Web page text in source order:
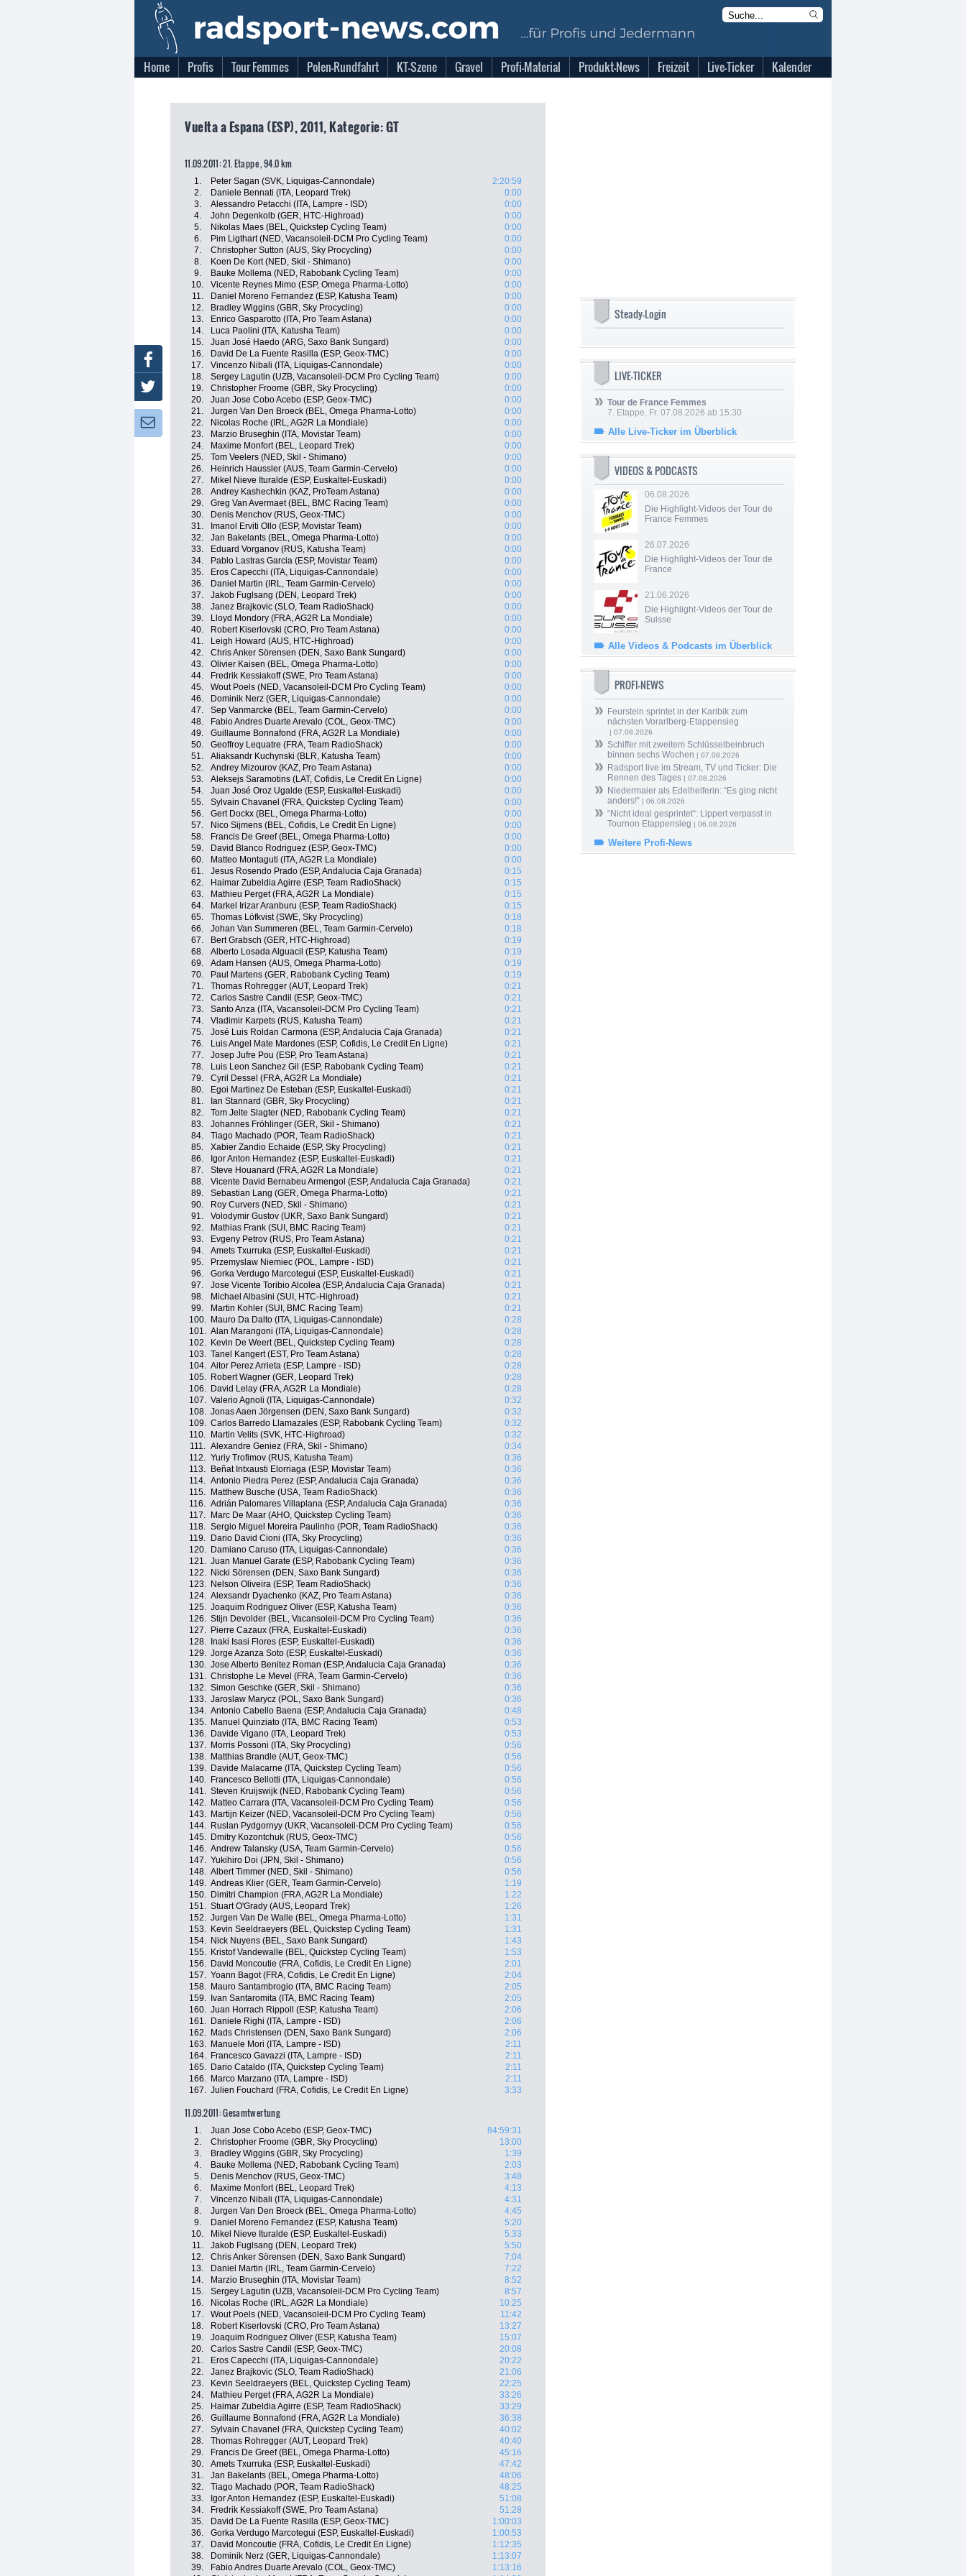
Home Profis Tour Femmes Polen-Rundfahrt KT-Szene Gravel Profi-Material Produkt-News Freizeit Live-Ticker Kalender
Vuelta a Espana (ESP), 2011, Kategorie: GT
11.09.2011: 21. Etappe , 94.0 km
1. Peter Sagan (SVK, Liquigas-Cannondale)
2:20:59
2.
Daniele Bennati (ITA, Leopard Trek)
0:00
3.
Alessandro Petacchi (ITA, Lampre - ISD)
0:00
4.
John Degenkolb (GER, HTC-Highroad)
0:00
5.
Nikolas Maes (BEL, Quickstep Cycling Team)
0:00
6.
Pim Ligthart (NED, Vacansoleil-DCM Pro Cycling Team)
0:00
7.
Christopher Sutton (AUS, Sky Procycling)
0:00
8.
Koen De Kort (NED, Skil - Shimano)
0:00
9.
Bauke Mollema (NED, Rabobank Cycling Team)
0:00
10.
Vicente Reynes Mimo (ESP, Omega Pharma-Lotto)
0:00
11.
Daniel Moreno Fernandez (ESP, Katusha Team)
0:00
12.
Bradley Wiggins (GBR, Sky Procycling)
0:00
13.
Enrico Gasparotto (ITA, Pro Team Astana)
0:00
14.
Luca Paolini (ITA, Katusha Team)
0:00
15.
Juan José Haedo (ARG, Saxo Bank Sungard)
0:00
16.
David De La Fuente Rasilla (ESP, Geox-TMC)
0:00
17.
Vincenzo Nibali (ITA, Liquigas-Cannondale)
0:00
18.
Sergey Lagutin (UZB, Vacansoleil-DCM Pro Cycling Team)
0:00
19.
Christopher Froome (GBR, Sky Procycling)
0:00
20.
Juan Jose Cobo Acebo (ESP, Geox-TMC)
0:00
21.
Jurgen Van Den Broeck (BEL, Omega Pharma-Lotto)
0:00
22.
Nicolas Roche (IRL, AG2R La Mondiale)
0:00
23.
Marzio Bruseghin (ITA, Movistar Team)
0:00
24.
Maxime Monfort (BEL, Leopard Trek)
0:00
25.
Tom Veelers (NED, Skil - Shimano)
0:00
26.
Heinrich Haussler (AUS, Team Garmin-Cervelo)
0:00
27.
Mikel Nieve Ituralde (ESP, Euskaltel-Euskadi)
0:00
28.
Andrey Kashechkin (KAZ, ProTeam Astana)
0:00
29.
Greg Van Avermaet (BEL, BMC Racing Team)
0:00
30.
Denis Menchov (RUS, Geox-TMC)
0:00
31.
Imanol Erviti Ollo (ESP, Movistar Team)
0:00
32.
Jan Bakelants (BEL, Omega Pharma-Lotto)
0:00
33.
Eduard Vorganov (RUS, Katusha Team)
0:00
34.
Pablo Lastras Garcia (ESP, Movistar Team)
0:00
35.
Eros Capecchi (ITA, Liquigas-Cannondale)
0:00
36.
Daniel Martin (IRL, Team Garmin-Cervelo)
0:00
37.
Jakob Fuglsang (DEN, Leopard Trek)
0:00
38.
Janez Brajkovic (SLO, Team RadioShack)
0:00
39.
Lloyd Mondory (FRA, AG2R La Mondiale)
0:00
40.
Robert Kiserlovski (CRO, Pro Team Astana)
0:00
41.
Leigh Howard (AUS, HTC-Highroad)
0:00
42.
Chris Anker Sörensen (DEN, Saxo Bank Sungard)
0:00
43.
Olivier Kaisen (BEL, Omega Pharma-Lotto)
0:00
44.
Fredrik Kessiakoff (SWE, Pro Team Astana)
0:00
45.
Wout Poels (NED, Vacansoleil-DCM Pro Cycling Team)
0:00
46.
Dominik Nerz (GER, Liquigas-Cannondale)
0:00
47.
Sep Vanmarcke (BEL, Team Garmin-Cervelo)
0:00
48.
Fabio Andres Duarte Arevalo (COL, Geox-TMC)
0:00
49.
Guillaume Bonnafond (FRA, AG2R La Mondiale)
0:00
50.
Geoffroy Lequatre (FRA, Team RadioShack)
0:00
51.
Aliaksandr Kuchynski (BLR, Katusha Team)
0:00
52.
Andrey Mizourov (KAZ, Pro Team Astana)
0:00
53.
Aleksejs Saramotins (LAT, Cofidis, Le Credit En Ligne)
0:00
54.
Juan José Oroz Ugalde (ESP, Euskaltel-Euskadi)
0:00
55.
Sylvain Chavanel (FRA, Quickstep Cycling Team)
0:00
56.
Gert Dockx (BEL, Omega Pharma-Lotto)
0:00
57.
Nico Sijmens (BEL, Cofidis, Le Credit En Ligne)
0:00
58.
Francis De Greef (BEL, Omega Pharma-Lotto)
0:00
59.
David Blanco Rodriguez (ESP, Geox-TMC)
0:00
60.
Matteo Montaguti (ITA, AG2R La Mondiale)
0:00
61.
Jesus Rosendo Prado (ESP, Andalucia Caja Granada)
0:15
62.
Haimar Zubeldia Agirre (ESP, Team RadioShack)
0:15
63.
Mathieu Perget (FRA, AG2R La Mondiale)
0:15
64.
Markel Irizar Aranburu (ESP, Team RadioShack)
0:15
65.
Thomas Löfkvist (SWE, Sky Procycling)
0:18
66.
Johan Van Summeren (BEL, Team Garmin-Cervelo)
0:18
67.
Bert Grabsch (GER, HTC-Highroad)
0:19
68.
Alberto Losada Alguacil (ESP, Katusha Team)
0:19
69.
Adam Hansen (AUS, Omega Pharma-Lotto)
0:19
70.
Paul Martens (GER, Rabobank Cycling Team)
0:19
71.
Thomas Rohregger (AUT, Leopard Trek)
0:21
72.
Carlos Sastre Candil (ESP, Geox-TMC)
0:21
73.
Santo Anza (ITA, Vacansoleil-DCM Pro Cycling Team)
0:21
74.
Vladimir Karpets (RUS, Katusha Team)
0:21
75.
José Luis Roldan Carmona (ESP, Andalucia Caja Granada)
0:21
76.
Luis Angel Mate Mardones (ESP, Cofidis, Le Credit En Ligne)
0:21
77.
Josep Jufre Pou (ESP, Pro Team Astana)
0:21
78.
Luis Leon Sanchez Gil (ESP, Rabobank Cycling Team)
0:21
79.
Cyril Dessel (FRA, AG2R La Mondiale)
0:21
80.
Egoi Martinez De Esteban (ESP, Euskaltel-Euskadi)
0:21
81.
Ian Stannard (GBR, Sky Procycling)
0:21
82.
Tom Jelte Slagter (NED, Rabobank Cycling Team)
0:21
83.
Johannes Fröhlinger (GER, Skil - Shimano)
0:21
84.
Tiago Machado (POR, Team RadioShack)
0:21
85.
Xabier Zandio Echaide (ESP, Sky Procycling)
0:21
86.
Igor Anton Hernandez (ESP, Euskaltel-Euskadi)
0:21
87.
Steve Houanard (FRA, AG2R La Mondiale)
0:21
88.
Vicente David Bernabeu Armengol (ESP, Andalucia Caja Granada)
0:21
89.
Sebastian Lang (GER, Omega Pharma-Lotto)
0:21
90.
Roy Curvers (NED, Skil - Shimano)
0:21
91.
Volodymir Gustov (UKR, Saxo Bank Sungard)
0:21
92.
Mathias Frank (SUI, BMC Racing Team)
0:21
93.
Evgeny Petrov (RUS, Pro Team Astana)
0:21
94.
Amets Txurruka (ESP, Euskaltel-Euskadi)
0:21
95.
Przemyslaw Niemiec (POL, Lampre - ISD)
0:21
96.
Gorka Verdugo Marcotegui (ESP, Euskaltel-Euskadi)
0:21
97.
Jose Vicente Toribio Alcolea (ESP, Andalucia Caja Granada)
0:21
98.
Michael Albasini (SUI, HTC-Highroad)
0:21
99.
Martin Kohler (SUI, BMC Racing Team)
0:21
100.
Mauro Da Dalto (ITA, Liquigas-Cannondale)
0:28
101. Alan Marangoni (ITA, Liquigas-Cannondale)
0:28
102.
Kevin De Weert (BEL, Quickstep Cycling Team)
0:28
103. Tanel Kangert (EST, Pro Team Astana)
0:28
104. Aitor Perez Arrieta (ESP, Lampre - ISD)
0:28
105.
Robert Wagner (GER, Leopard Trek)
0:28
106.
David Lelay (FRA, AG2R La Mondiale)
0:28
107. Valerio Agnoli (ITA, Liquigas-Cannondale)
0:32
108. Jonas Aaen Jörgensen (DEN, Saxo Bank Sungard)
0:32
109. Carlos Barredo Llamazales (ESP, Rabobank Cycling Team)
0:32
110.
Martin Velits (SVK, HTC-Highroad)
0:32
111. Alexandre Geniez (FRA, Skil - Shimano)
0:34
112. Yuriy Trofimov (RUS, Katusha Team)
0:36
113.
Beñat Intxausti Elorriaga (ESP, Movistar Team)
0:36
114. Antonio Piedra Perez (ESP, Andalucia Caja Granada)
0:36
115.
Matthew Busche (USA, Team RadioShack)
0:36
116. Adrián Palomares Villaplana (ESP, Andalucia Caja Granada)
0:36
117.
Marc De Maar (AHO, Quickstep Cycling Team)
0:36
118. Sergio Miguel Moreira Paulinho (POR, Team RadioShack)
0:36
119.
Dario David Cioni (ITA, Sky Procycling)
0:36
120.
Damiano Caruso (ITA, Liquigas-Cannondale)
0:36
121. Juan Manuel Garate (ESP, Rabobank Cycling Team)
0:36
122.
Nicki Sörensen (DEN, Saxo Bank Sungard)
0:36
123.
Nelson Oliveira (ESP, Team RadioShack)
0:36
124. Alexsandr Dyachenko (KAZ, Pro Team Astana)
0:36
125. Joaquim Rodriguez Oliver (ESP, Katusha Team)
0:36
126. Stijn Devolder (BEL, Vacansoleil-DCM Pro Cycling Team)
0:36
127.
Pierre Cazaux (FRA, Euskaltel-Euskadi)
0:36
128.
Inaki Isasi Flores (ESP, Euskaltel-Euskadi)
0:36
129. Jorge Azanza Soto (ESP, Euskaltel-Euskadi)
0:36
130. Jose Alberto Benitez Roman (ESP, Andalucia Caja Granada)
0:36
131. Christophe Le Mevel (FRA, Team Garmin-Cervelo)
0:36
132. Simon Geschke (GER, Skil - Shimano)
0:36
133. Jaroslaw Marycz (POL, Saxo Bank Sungard)
0:36
134. Antonio Cabello Baena (ESP, Andalucia Caja Granada)
0:48
135.
Manuel Quinziato (ITA, BMC Racing Team)
0:53
136.
Davide Vigano (ITA, Leopard Trek)
0:53
137.
Morris Possoni (ITA, Sky Procycling)
0:56
138.
Matthias Brandle (AUT, Geox-TMC)
0:56
139.
Davide Malacarne (ITA, Quickstep Cycling Team)
0:56
140.
Francesco Bellotti (ITA, Liquigas-Cannondale)
0:56
141. Steven Kruijswijk (NED, Rabobank Cycling Team)
0:56
142.
Matteo Carrara (ITA, Vacansoleil-DCM Pro Cycling Team)
0:56
143.
Martijn Keizer (NED, Vacansoleil-DCM Pro Cycling Team)
0:56
144.
Ruslan Pydgornyy (UKR, Vacansoleil-DCM Pro Cycling Team)
0:56
145.
Dmitry Kozontchuk (RUS, Geox-TMC)
0:56
146. Andrew Talansky (USA, Team Garmin-Cervelo)
0:56
147. Yukihiro Doi (JPN, Skil - Shimano)
0:56
148. Albert Timmer (NED, Skil - Shimano)
0:56
149. Andreas Klier (GER, Team Garmin-Cervelo)
1:19
150.
Dimitri Champion (FRA, AG2R La Mondiale)
1:22
151. Stuart O'Grady (AUS, Leopard Trek)
1:26
152. Jurgen Van De Walle (BEL, Omega Pharma-Lotto)
1:31
153.
Kevin Seeldraeyers (BEL, Quickstep Cycling Team)
1:31
154.
Nick Nuyens (BEL, Saxo Bank Sungard)
1:43
155.
Kristof Vandewalle (BEL, Quickstep Cycling Team)
1:53
156.
David Moncoutie (FRA, Cofidis, Le Credit En Ligne)
2:01
157. Yoann Bagot (FRA, Cofidis, Le Credit En Ligne)
2:04
158.
Mauro Santambrogio (ITA, BMC Racing Team)
2:05
159.
Ivan Santaromita (ITA, BMC Racing Team)
2:05
160. Juan Horrach Rippoll (ESP, Katusha Team)
2:06
161.
Daniele Righi (ITA, Lampre - ISD)
2:06
162.
Mads Christensen (DEN, Saxo Bank Sungard)
2:06
163.
Manuele Mori (ITA, Lampre - ISD)
2:11
164.
Francesco Gavazzi (ITA, Lampre - ISD)
2:11
165.
Dario Cataldo (ITA, Quickstep Cycling Team)
2:11
166.
Marco Marzano (ITA, Lampre - ISD)
2:11
167. Julien Fouchard (FRA, Cofidis, Le Credit En Ligne) 3:33
11.09.2011: Gesamtwertung
1. Juan Jose Cobo Acebo (ESP, Geox-TMC)
84:59:31
2.
Christopher Froome (GBR, Sky Procycling)
13:00
3.
Bradley Wiggins (GBR, Sky Procycling)
1:39
4.
Bauke Mollema (NED, Rabobank Cycling Team)
2:03
5.
Denis Menchov (RUS, Geox-TMC)
3:48
6.
Maxime Monfort (BEL, Leopard Trek)
4:13
7.
Vincenzo Nibali (ITA, Liquigas-Cannondale)
4:31
8.
Jurgen Van Den Broeck (BEL, Omega Pharma-Lotto)
4:45
9.
Daniel Moreno Fernandez (ESP, Katusha Team)
5:20
10.
Mikel Nieve Ituralde (ESP, Euskaltel-Euskadi)
5:33
11.
Jakob Fuglsang (DEN, Leopard Trek)
5:50
12.
Chris Anker Sörensen (DEN, Saxo Bank Sungard)
7:04
13.
Daniel Martin (IRL, Team Garmin-Cervelo)
7:22
14.
Marzio Bruseghin (ITA, Movistar Team)
8:52
15.
Sergey Lagutin (UZB, Vacansoleil-DCM Pro Cycling Team)
8:57
16.
Nicolas Roche (IRL, AG2R La Mondiale)
10:25
17.
Wout Poels (NED, Vacansoleil-DCM Pro Cycling Team)
11:42
18.
Robert Kiserlovski (CRO, Pro Team Astana)
13:27
19.
Joaquim Rodriguez Oliver (ESP, Katusha Team)
15:07
20.
Carlos Sastre Candil (ESP, Geox-TMC)
20:08
21.
Eros Capecchi (ITA, Liquigas-Cannondale)
20:22
22.
Janez Brajkovic (SLO, Team RadioShack)
21:06
23.
Kevin Seeldraeyers (BEL, Quickstep Cycling Team)
22:25
24.
Mathieu Perget (FRA, AG2R La Mondiale)
33:26
25.
Haimar Zubeldia Agirre (ESP, Team RadioShack)
33:29
26.
Guillaume Bonnafond (FRA, AG2R La Mondiale)
36:38
27.
Sylvain Chavanel (FRA, Quickstep Cycling Team)
40:02
28.
Thomas Rohregger (AUT, Leopard Trek)
40:40
29.
Francis De Greef (BEL, Omega Pharma-Lotto)
45:16
30.
Amets Txurruka (ESP, Euskaltel-Euskadi)
47:42
31.
Jan Bakelants (BEL, Omega Pharma-Lotto)
48:06
32.
Tiago Machado (POR, Team RadioShack)
48:25
33.
Igor Anton Hernandez (ESP, Euskaltel-Euskadi)
51:08
34.
Fredrik Kessiakoff (SWE, Pro Team Astana)
51:28
35.
David De La Fuente Rasilla (ESP, Geox-TMC)
1:00:03
36.
Gorka Verdugo Marcotegui (ESP, Euskaltel-Euskadi)
1:00:53
37.
David Moncoutie (FRA, Cofidis, Le Credit En Ligne)
1:12:35
38.
Dominik Nerz (GER, Liquigas-Cannondale)
1:13:07
39.
Fabio Andres Duarte Arevalo (COL, Geox-TMC)
1:13:16
Steady-Login
LIVE-TICKER
Tour de France Femmes
7. Etappe, Fr. 07.08.2026 ab 15:30
Alle Live-Ticker im Überblick
VIDEOS & PODCASTS
06.08.2026
Die Highlight-Videos der Tour de
France Femmes
26.07.2026
Die Highlight-Videos der Tour de
France
21.06.2026
Die Highlight-Videos der Tour de
Suisse
Alle Videos & Podcasts im Überblick
PROFI-NEWS
Feurstein sprintet in der Karibik zum
nächsten Vorarlberg-Etappensieg
| 07.08.2026
Schiffer mit zweitem Schlüsselbeinbruch
binnen sechs Wochen | 07.08.2026
Radsport live im Stream, TV und Ticker: Die
Rennen des Tages | 07.08.2026
Niedermaier als Edelhelferin: “Es ging nicht
anders!“ | 06.08.2026
“Nicht ideal gesprintet“: Lippert verpasst in
Tournon Etappensieg | 06.08.2026
Weitere Profi-News
Facebook
Twitter
Newsletter: